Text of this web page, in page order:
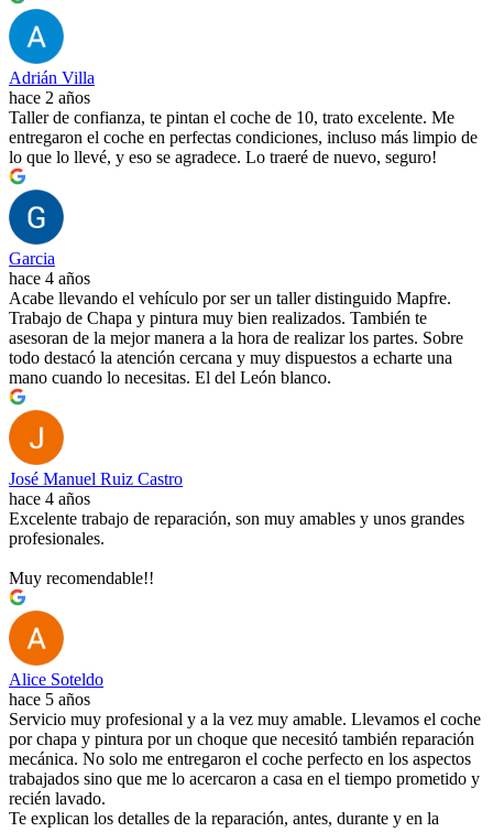
Adrián Villa
hace 2 años
Taller de confianza, te pintan el coche de 10, trato excelente. Me
entregaron el coche en perfectas condiciones, incluso más limpio de
lo que lo llevé, y eso se agradece. Lo traeré de nuevo, seguro!
Garcia
hace 4 años
Acabe llevando el vehículo por ser un taller distinguido Mapfre.
Trabajo de Chapa y pintura muy bien realizados. También te
asesoran de la mejor manera a la hora de realizar los partes. Sobre
todo destacó la atención cercana y muy dispuestos a echarte una
mano cuando lo necesitas. El del León blanco.
José Manuel Ruiz Castro
hace 4 años
Excelente trabajo de reparación, son muy amables y unos grandes
profesionales.
Muy recomendable!!
Alice Soteldo
hace 5 años
Servicio muy profesional y a la vez muy amable. Llevamos el coche
por chapa y pintura por un choque que necesitó también reparación
mecánica. No solo me entregaron el coche perfecto en los aspectos
trabajados sino que me lo acercaron a casa en el tiempo prometido y
recién lavado.
Te explican los detalles de la reparación, antes, durante y en la